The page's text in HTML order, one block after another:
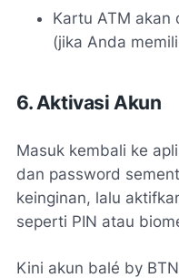
Kartu ATM akan
(jika Anda
6. Aktivasi Akun
Masuk kembali ke
dan password
keinginan, lalu
seperti PIN atau
Kini akun balé by